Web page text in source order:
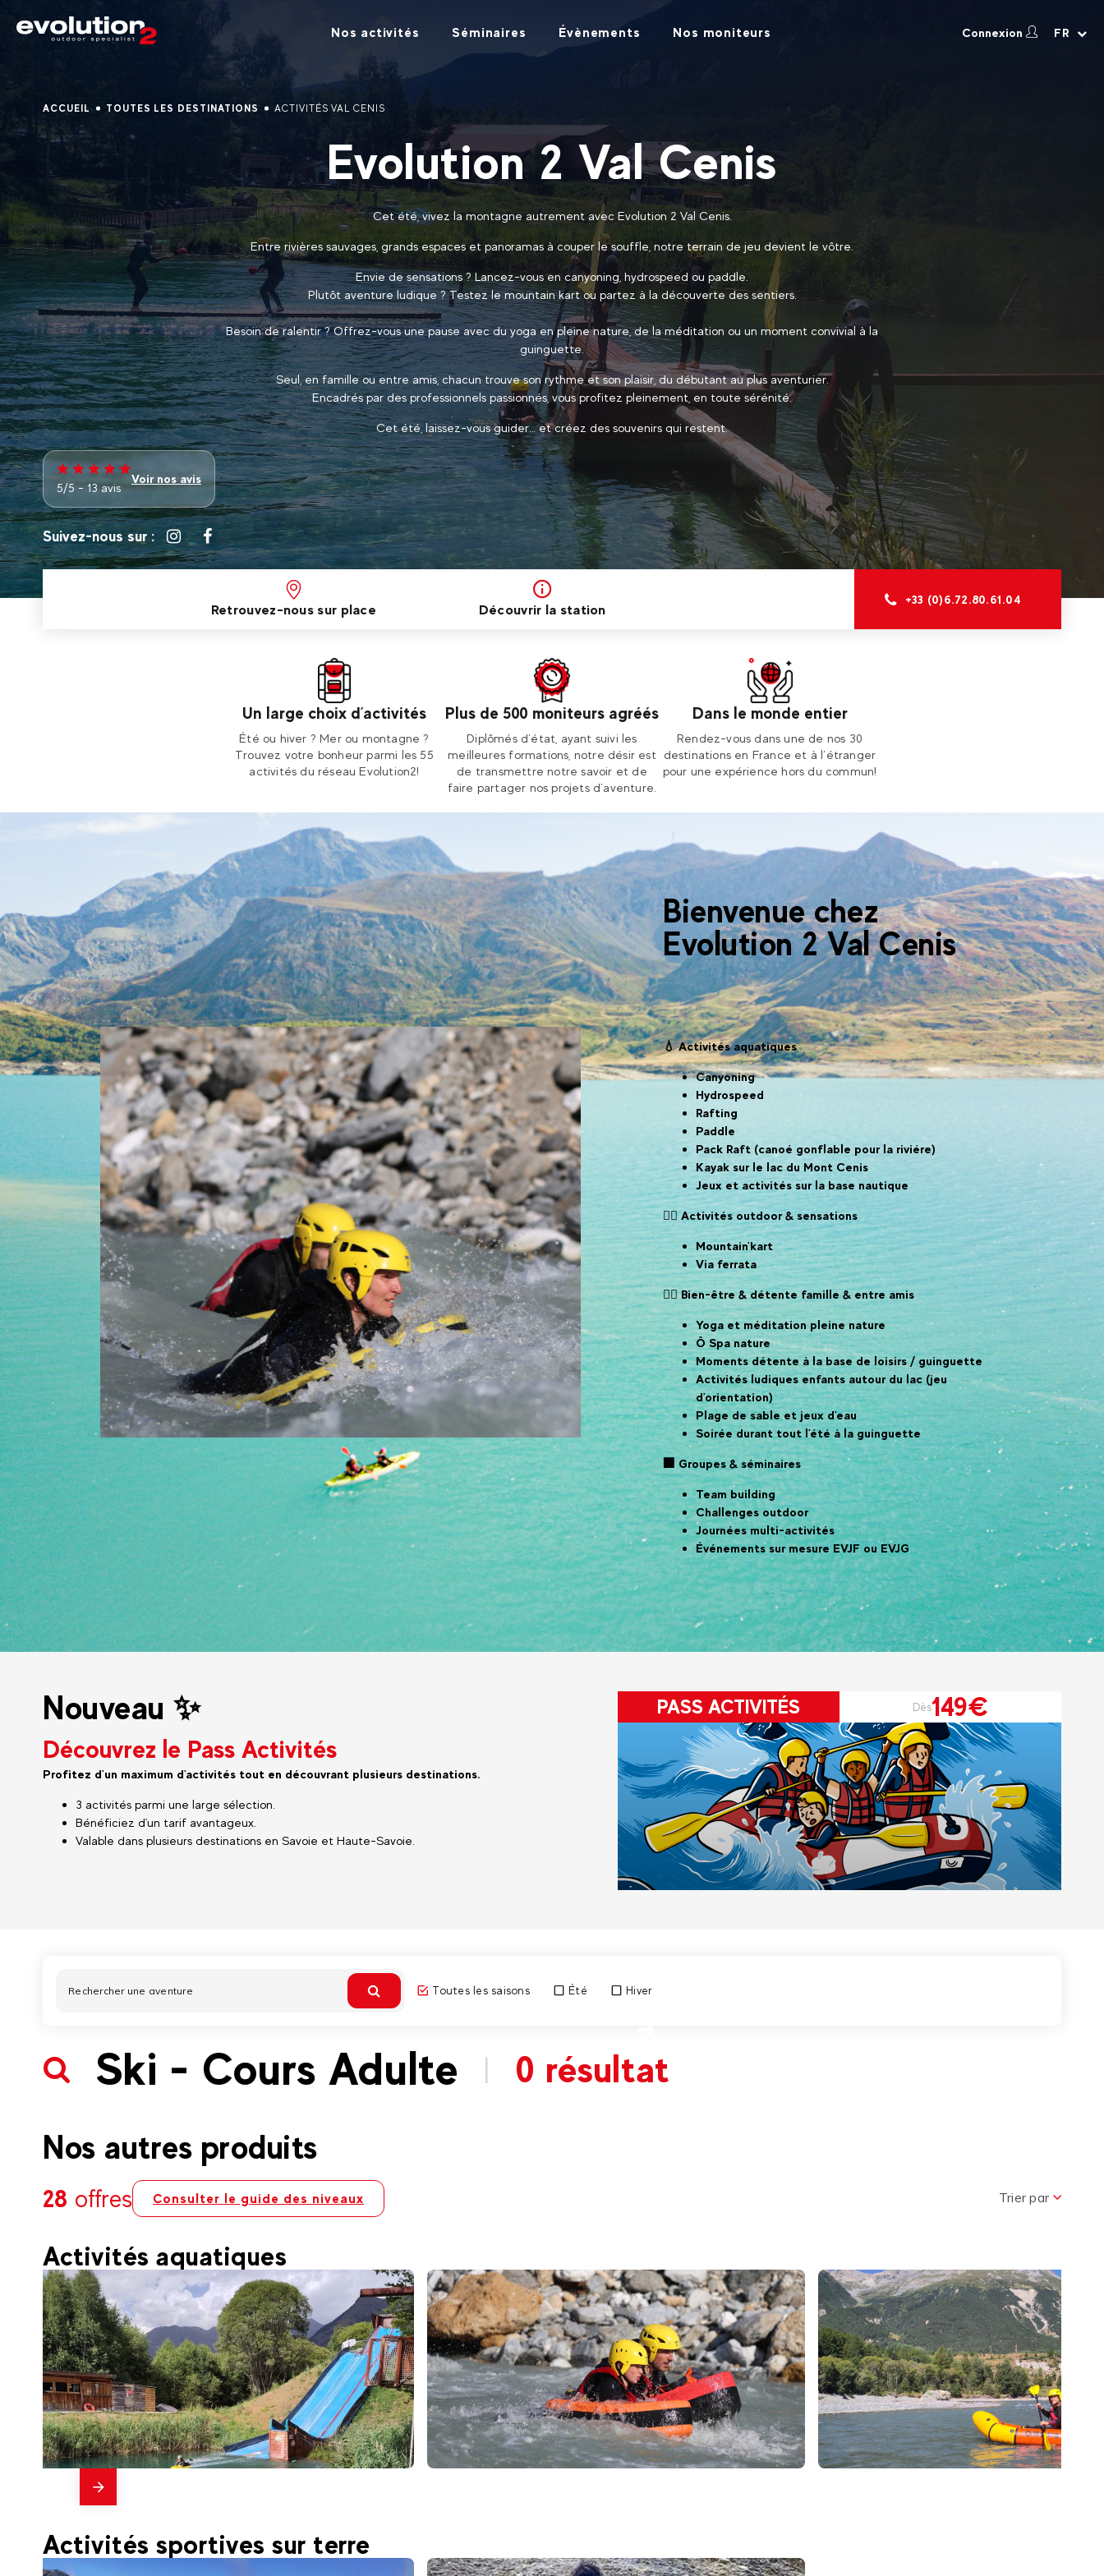
Nos activités Séminaires Évènements Nos moniteurs Connexion FR
ACCUEIL TOUTES LES DESTINATIONS ACTIVITÉS VAL CENIS
Evolution 2 Val Cenis
Cet été, vivez la montagne autrement avec Evolution 2 Val Cenis.
Entre rivières sauvages, grands espaces et panoramas à couper le souffle, notre terrain de jeu devient le vôtre.
Envie de sensations ? Lancez-vous en canyoning, hydrospeed ou paddle.
Plutôt aventure ludique ? Testez le mountain kart ou partez à la découverte des sentiers.
Besoin de ralentir ? Offrez-vous une pause avec du yoga en pleine nature, de la méditation ou un moment convivial à la
guinguette.
Seul, en famille ou entre amis, chacun trouve son rythme et son plaisir, du débutant au plus aventurier.
Encadrés par des professionnels passionnés, vous profitez pleinement, en toute sérénité.
Cet été, laissez-vous guider… et créez des souvenirs qui restent.
5/5 - 13 avis
Voir nos avis
Suivez-nous sur :
Retrouvez-nous sur place Découvrir la station
+33 (0)6.72.80.61.04
Un large choix d’activités
Été ou hiver ? Mer ou montagne ?
Trouvez votre bonheur parmi les 55
activités du réseau Evolution2!
Plus de 500 moniteurs agréés
Diplômés d’état, ayant suivi les
meilleures formations, notre désir est
de transmettre notre savoir et de
faire partager nos projets d’aventure.
Dans le monde entier
Rendez-vous dans une de nos 30
destinations en France et à l’étranger
pour une expérience hors du commun!
Bienvenue chez
Evolution 2 Val Cenis
💧 Activités aquatiques
Canyoning
Hydrospeed
Rafting
Paddle
Pack Raft (canoé gonflable pour la riviére)
Kayak sur le lac du Mont Cenis
Jeux et activités sur la base nautique
🚵‍♂️ Activités outdoor & sensations
Mountain'kart
Via ferrata
🧘‍♀️ Bien-être & détente famille & entre amis
Yoga et méditation pleine nature
Ô Spa nature
Moments détente à la base de loisirs / guinguette
Activités ludiques enfants autour du lac (jeu
d'orientation)
Plage de sable et jeux d'eau
Soirée durant tout l'été à la guinguette
🏢 Groupes & séminaires
Team building
Challenges outdoor
Journées multi-activités
Événements sur mesure EVJF ou EVJG
Nouveau ✨
Découvrez le Pass Activités
Profitez d'un maximum d'activités tout en découvrant plusieurs destinations.
3 activités parmi une large sélection.
Bénéficiez d'un tarif avantageux.
Valable dans plusieurs destinations en Savoie et Haute-Savoie.
PASS ACTIVITÉS Dès149€
Toutes les saisons Été Hiver
Ski - Cours Adulte 0 résultat
Nos autres produits
28 offres Consulter le guide des niveaux Trier par
Activités aquatiques
En
Activités sportives sur terre